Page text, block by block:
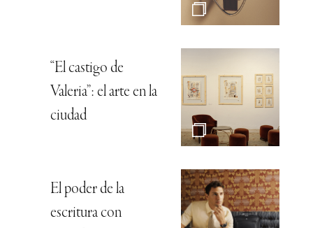
“El castigo de
Valeria”: el arte en la
ciudad
El poder de la
escritura con